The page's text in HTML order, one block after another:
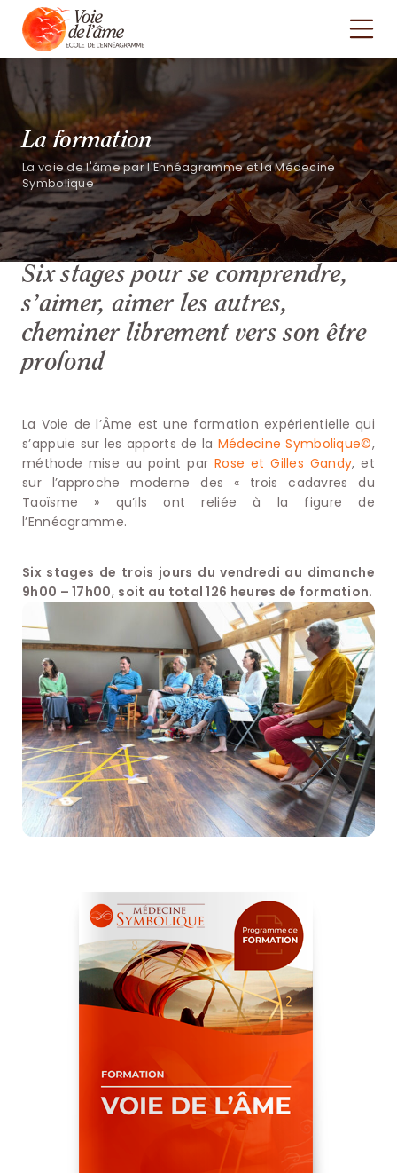
La formation
La voie de l'âme par l'Ennéagramme et la Médecine
Symbolique
Six stages pour se comprendre,
s’aimer, aimer les autres,
cheminer librement vers son être
profond
La Voie de l’Âme est une formation expérientielle qui
s’appuie sur les apports de la Médecine Symbolique©,
méthode mise au point parRose et Gilles Gandy, et
sur l’approche moderne des « trois cadavres du
Taoïsme » qu’ils ont reliée à la figure de
l’Ennéagramme.
Six stages de trois jours du vendredi au dimanche
9h00 – 17h00, soit au total 126 heures de formation.